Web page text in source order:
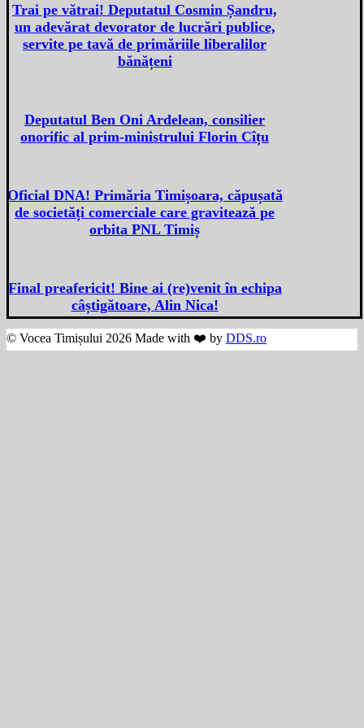
Trai pe vătrai! Deputatul Cosmin Șandru,
un adevărat devorator de lucrări publice,
servite pe tavă de primăriile liberalilor
bănățeni
Deputatul Ben Oni Ardelean, consilier
onorific al prim-ministrului Florin Cîțu
Oficial DNA! Primăria Timișoara, căpușată
de societăți comerciale care gravitează pe
orbita PNL Timiș
Final preafericit! Bine ai (re)venit în echipa
câștigătoare, Alin Nica!
© Vocea Timișului 2026 Made with ❤️ by DDS.ro